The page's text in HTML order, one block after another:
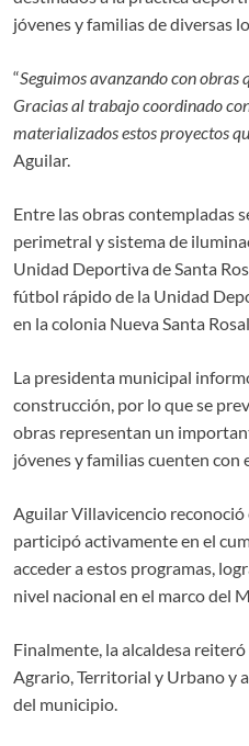
jóvenes y familias de diversas
“Seguimos avanzando con obras
Gracias al trabajo coordinado
materializados estos proyectos
Aguilar.
Entre las obras contempladas
perimetral y sistema de
Unidad Deportiva de Santa
fútbol rápido de la Unidad
en la colonia Nueva Santa
La presidenta municipal
construcción, por lo que se
obras representan un
jóvenes y familias cuenten
Aguilar Villavicencio
participó activamente en el
acceder a estos programas,
nivel nacional en el marco del
Finalmente, la alcaldesa
Agrario, Territorial y Urbano y
del municipio.